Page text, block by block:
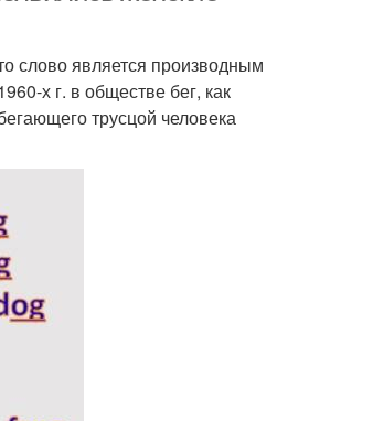
слово является производным
х г. в обществе бег, как
трусцой человека